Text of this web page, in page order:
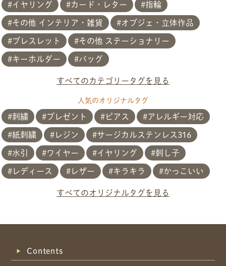
イヤリング カード・レター 指輪
その他 インテリア・雑貨 オブジェ・立体作品
ブレスレット その他 ステーショナリー
キーホルダー バッグ
すべてのカテゴリータグを見る
人気のオリジナルタグ
刺繍 プレゼント ピアス アレルギー対応
紙刺繍 レジン サージカルステンレス316
水引 ワイヤー イヤリング 刺し子
レディース レザー キラキラ かっこいい
すべてのオリジナルタグを見る
共有方法を選択
Contents